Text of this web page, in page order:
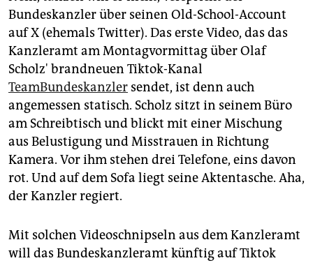
genossenschaft
epaper login
Bundeskanzler über seinen Old-School-Account
auf X (ehemals Twitter). Das erste Video, das das
Kanzleramt am Montagvormittag über Olaf
Scholz' brandneuen Tiktok-Kanal
TeamBundeskanzler sendet, ist denn auch
angemessen statisch. Scholz sitzt in seinem Büro
am Schreibtisch und blickt mit einer Mischung
aus Belustigung und Misstrauen in Richtung
Kamera. Vor ihm stehen drei Telefone, eins davon
rot. Und auf dem Sofa liegt seine Aktentasche. Aha,
der Kanzler regiert.
Mit solchen Videoschnipseln aus dem Kanzleramt
will das Bundeskanzleramt künftig auf Tiktok